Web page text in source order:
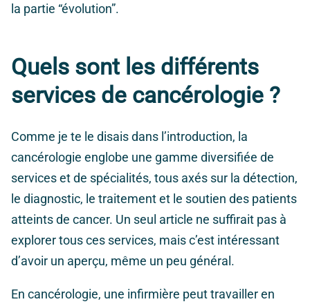
la partie “évolution”.
Quels sont les différents
services de cancérologie ?
Comme je te le disais dans l’introduction, la
cancérologie englobe une gamme diversifiée de
services et de spécialités, tous axés sur la détection,
le diagnostic, le traitement et le soutien des patients
atteints de cancer. Un seul article ne suffirait pas à
explorer tous ces services, mais c’est intéressant
d’avoir un aperçu, même un peu général.
En cancérologie, une infirmière peut travailler en